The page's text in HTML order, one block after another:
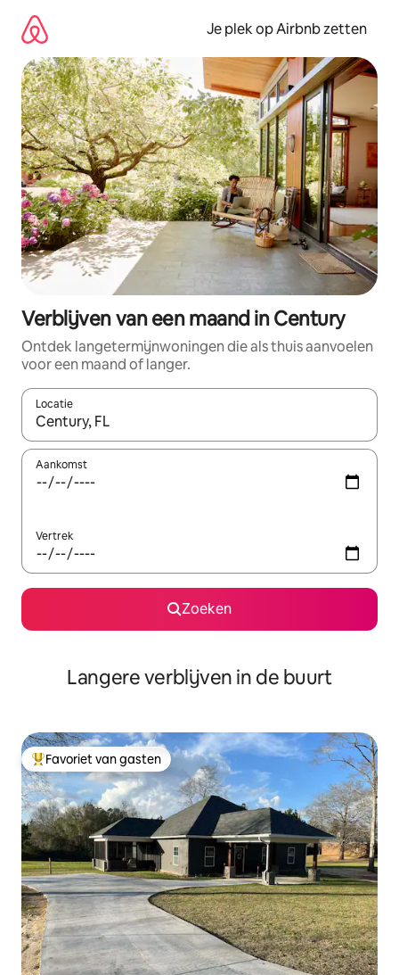
direct
naar
inhoud
Je plek op Airbnb zetten
Verblijven van een maand in Century
Ontdek langetermijnwoningen die als thuis aanvoelen
voor een maand of langer.
Locatie
Wanneer er resultaten beschikbaar zijn, maak je een keuze
Aankomst
Vertrek
Zoeken
Langere verblijven in de buurt
Topfavoriet van gasten
Favoriet van gasten